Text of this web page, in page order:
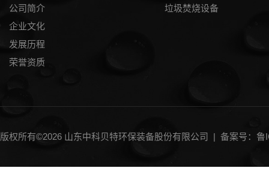
公司简介
企业文化
发展历程
荣誉资质
垃圾焚烧设备
版权所有©2026 山东中科贝特环保装备股份有限公司 | 备案号：鲁